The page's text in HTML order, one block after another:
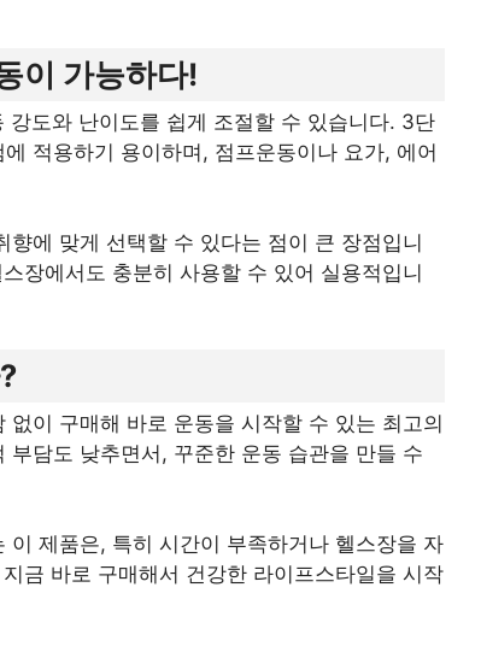
이 가능하다!
도와 난이도를 쉽게 조절할 수 있습니다. 3단
적용하기 용이하며, 점프운동이나 요가, 에어
에 맞게 선택할 수 있다는 점이 큰 장점입니
장에서도 충분히 사용할 수 있어 실용적입니
이 구매해 바로 운동을 시작할 수 있는 최고의
담도 낮추면서, 꾸준한 운동 습관을 만들 수
제품은, 특히 시간이 부족하거나 헬스장을 자
금 바로 구매해서 건강한 라이프스타일을 시작